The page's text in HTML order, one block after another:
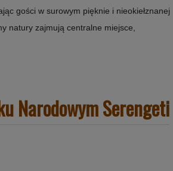
gości w surowym pięknie i nieokiełznanej
natury zajmują centralne miejsce,
Narodowym Serengeti